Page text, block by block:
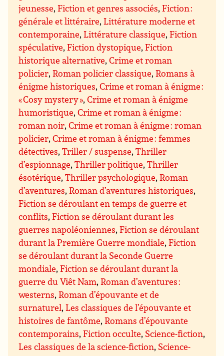
jeunesse,Fiction et genres associés,Fiction :
générale et littéraire,Littérature moderne et
contemporaine,Littérature classique,Fiction
spéculative,Fiction dystopique,Fiction
historique alternative,Crime et roman
policier,Roman policier classique,Romans à
énigme historiques,Crime et roman à énigme :
« Cosy mystery »,Crime et roman à énigme
humoristique,Crime et roman à énigme :
roman noir,Crime et roman à énigme : roman
policier,Crime et roman à énigme : femmes
détectives,Triller / suspense,Thriller
d’espionnage,Thriller politique,Thriller
ésotérique,Thriller psychologique,Roman
d’aventures,Roman d’aventures historiques,
Fiction se déroulant en temps de guerre et
conflits,Fiction se déroulant durant les
guerres napoléoniennes,Fiction se déroulant
durant la Première Guerre mondiale,Fiction
se déroulant durant la Seconde Guerre
mondiale,Fiction se déroulant durant la
guerre du Viêt Nam,Roman d’aventures :
westerns,Roman d’épouvante et de
surnaturel,Les classiques de l’épouvante et
histoires de fantôme,Romans d’épouvante
contemporains,Fiction occulte, Science-fiction,
Les classiques de la science-fiction, Science-